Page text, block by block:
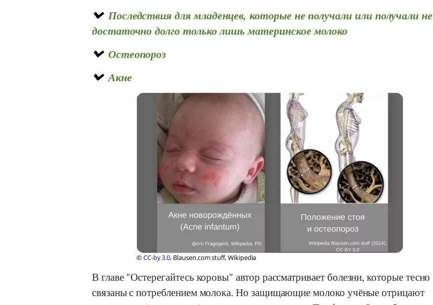
Последствия для младенцев, которые не получали или получали не
достаточно долго только лишь материнское молоко
Остеопороз
Акне
©CC-by 3.0, Blausen.com stuff, Wikipedia
В главе"Остерегайтесь коровы" автор рассматривает болезни, которые тесно
связаны с потреблением молока. Но защищающие молоко учёные отрицают